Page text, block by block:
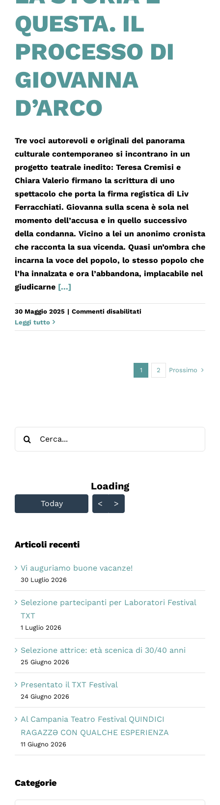
QUESTA. IL
PROCESSO DI
GIOVANNA
D’ARCO
Tre voci autorevoli e originali del panorama
culturale contemporaneo si incontrano in un
progetto teatrale inedito: Teresa Cremisi e
Chiara Valerio firmano la scrittura di uno
spettacolo che porta la firma registica di Liv
Ferracchiati. Giovanna sulla scena è sola nel
momento dell’accusa e in quello successivo
della condanna. Vicino a lei un anonimo cronista
che racconta la sua vicenda. Quasi un’ombra che
incarna la voce del popolo, lo stesso popolo che
l’ha innalzata e ora l’abbandona, implacabile nel
giudicarne [...]
30 Maggio 2025 | Commenti disabilitatisu
STORIA
IL
PROCESSO
Leggi tutto
1 2 Prossimo
Skip Calendar
Loading - current view is
Loading
Today < >
Articoli recenti
Vi auguriamo buone vacanze!
30 Luglio 2026
Selezione partecipanti per Laboratori Festival
TXT
1 Luglio 2026
Selezione attrice: età scenica di 30/40 anni
25 Giugno 2026
Presentato il TXT Festival
24 Giugno 2026
Al Campania Teatro Festival QUINDICI
RAGAZZƏ CON QUALCHE ESPERIENZA
11 Giugno 2026
Categorie